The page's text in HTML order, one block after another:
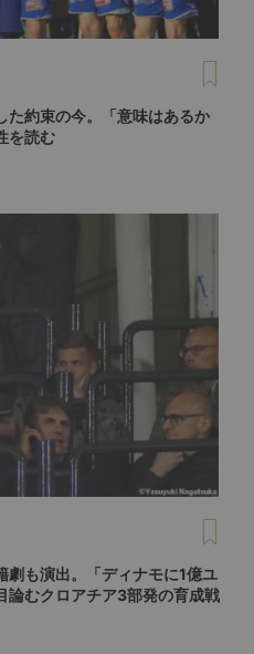
た約束の今。「意味はあるか
を読む
劇も演出。「ディナモに1億ユ
論むクロアチア3部発の育成戦